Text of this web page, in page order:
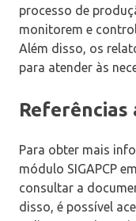
processo de
monitorem e
Além disso, os
para atender às
Referências
Para obter mais
módulo SIGAPCP
consultar a
disso, é possível